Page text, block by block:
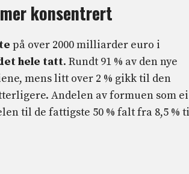
konsentrert
på over 2000 milliarder euro i
hele tatt. Rundt 91 % av den nye
mens litt over 2 % gikk til den
Andelen av formuen som
til de fattigste 50 % falt fra 8,5 %